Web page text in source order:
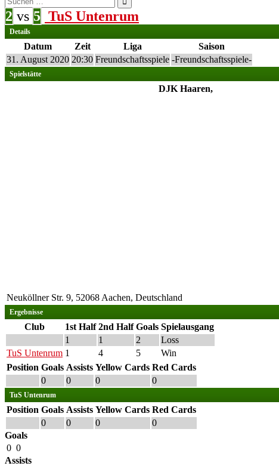
nach:
2 vs 5 TuS Untenrum
Details
Datum Zeit Liga
Saison
31. August 2020 20:30 Freundschaftsspiele -Freundschaftsspiele-
Spielstätte
DJK Haaren,
Neuköllner Str. 9, 52068 Aachen, Deutschland
Ergebnisse
Club 1st Half 2nd Half Goals Spielausgang
1
1 2
Loss
TuS Untenrum 1 4 5
Win
Position Goals Assists Yellow Cards Red Cards
0
0 0 0
TuS Untenrum
Position Goals Assists Yellow Cards Red Cards
0
0 0
0
Goals
0 0
Assists